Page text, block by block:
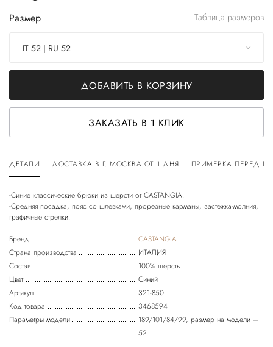
Размер Таблица размеров
IT 52 | RU 52
ДОБАВИТЬ В КОРЗИНУ
ЗАКАЗАТЬ В 1 КЛИК
ДЕТАЛИ ДОСТАВКА В Г. МОСКВА ОТ 1 ДНЯ ПРИМЕРКА ПЕРЕД
-Синие классические брюки из шерсти от CASTANGIA.
-Средняя посадка, пояс со шлевками, прорезные карманы, застежка-молния,
Бренд
CASTANGIA
Страна производства
ИТАЛИЯ
Состав
100% шерсть
Цвет
Синий
Артикул
321-850
Код товара
3468594
Параметры модели
189/101/84/99, размер на модели –
52